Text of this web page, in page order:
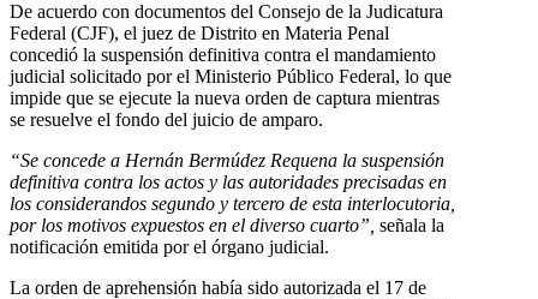
De acuerdo con documentos del Consejo de la Judicatura
Federal (CJF), el juez de Distrito en Materia Penal
concedió la suspensión definitiva contra el mandamiento
judicial solicitado por el Ministerio Público Federal, lo que
impide que se ejecute la nueva orden de captura mientras
se resuelve el fondo del juicio de amparo.
“Se concede a Hernán Bermúdez Requena la suspensión
definitiva contra los actos y las autoridades precisadas en
los considerandos segundo y tercero de esta interlocutoria,
por los motivos expuestos en el diverso cuarto”, señala la
notificación emitida por el órgano judicial.
La orden de aprehensión había sido autorizada el 17 de